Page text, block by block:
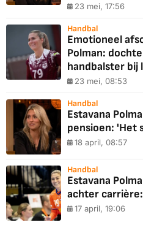
23 mei, 17:56
Handbal
Emotioneel
Polman:
handbalster bij
23 mei, 08:53
Handbal
Estavana
pensioen: 'Het
18 april, 08:57
Handbal
Estavana
achter
17 april, 19:06